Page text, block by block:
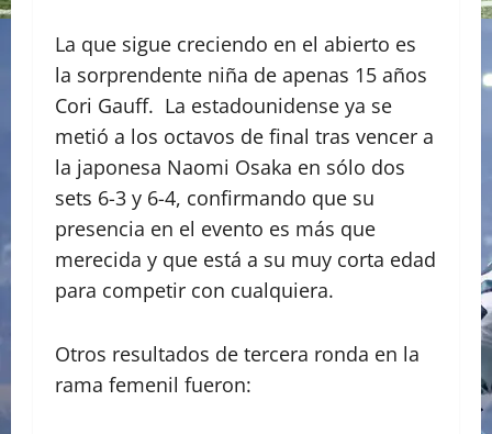
La que sigue creciendo en el abierto es
la sorprendente niña de apenas 15 años
Cori Gauff. La estadounidense ya se
metió a los octavos de final tras vencer a
la japonesa Naomi Osaka en sólo dos
sets 6-3 y 6-4, confirmando que su
presencia en el evento es más que
merecida y que está a su muy corta edad
para competir con cualquiera.
Otros resultados de tercera ronda en la
rama femenil fueron: